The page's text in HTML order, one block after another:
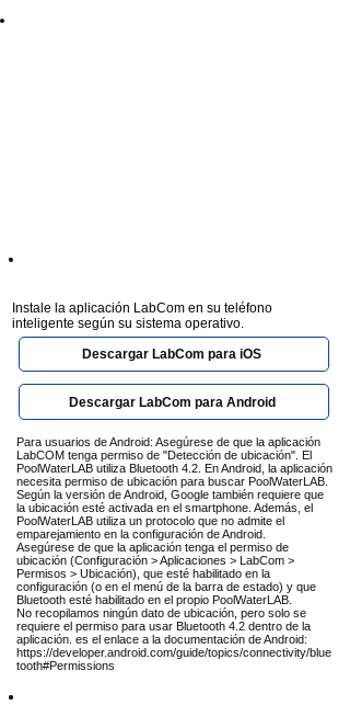
Instale la aplicación LabCom en su teléfono
inteligente según su sistema operativo.
Descargar LabCom para iOS
Descargar LabCom para Android
Para usuarios de Android: Asegúrese de que la aplicación
LabCOM tenga permiso de "Detección de ubicación". El
PoolWaterLAB utiliza Bluetooth 4.2. En Android, la aplicación
necesita permiso de ubicación para buscar PoolWaterLAB.
Según la versión de Android, Google también requiere que
la ubicación esté activada en el smartphone. Además, el
PoolWaterLAB utiliza un protocolo que no admite el
emparejamiento en la configuración de Android.
Asegúrese de que la aplicación tenga el permiso de
ubicación (Configuración > Aplicaciones > LabCom >
Permisos > Ubicación), que esté habilitado en la
configuración (o en el menú de la barra de estado) y que
Bluetooth esté habilitado en el propio PoolWaterLAB.
No recopilamos ningún dato de ubicación, pero solo se
requiere el permiso para usar Bluetooth 4.2 dentro de la
aplicación. es el enlace a la documentación de Android:
https://developer.android.com/guide/topics/connectivity/blue
tooth#Permissions